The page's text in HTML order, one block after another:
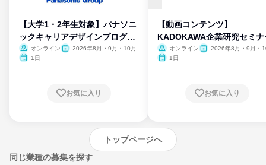
【大学1・2年生対象】パナソニ
ックキャリアデザインプログラ
ム
オンライン
2026年8月・9月・10月
1日
お気に入り
【動画コンテンツ】
KADOKAWA企業研究セミナ
オンライン
2026年8月・9月・
1日
お気に入り
トップページへ
同じ業種の募集を探す